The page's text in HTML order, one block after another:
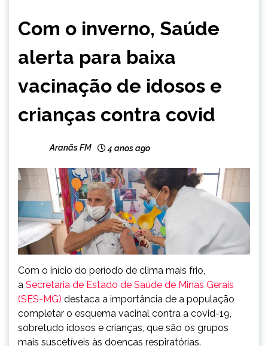
GERAIS
Com o inverno, Saúde
alerta para baixa
vacinação de idosos e
crianças contra covid
Aranãs FM 4 anos ago
Com o início do período de clima mais frio,
a Secretaria de Estado de Saúde de Minas Gerais
(SES-MG) destaca a importância de a população
completar o esquema vacinal contra a covid-19,
sobretudo idosos e crianças, que são os grupos
mais suscetíveis às doenças respiratórias.